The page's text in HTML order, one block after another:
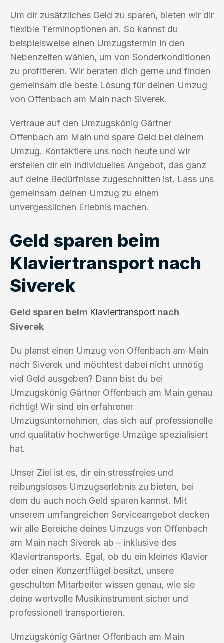
Um dir zusätzliches Geld zu sparen, bieten wir dir
flexible Terminoptionen an. So kannst du
beispielsweise einen Umzugstermin in den
Nebenzeiten wählen, um von Sonderkonditionen
zu profitieren. Wir beraten dich gerne und finden
gemeinsam die beste Lösung für deinen Umzug
von Offenbach am Main nach Siverek.
Vertraue auf den Umzugskönig Gärtner
Offenbach am Main und spare Geld bei deinem
Umzug. Kontaktiere uns noch heute und wir
erstellen dir ein individuelles Angebot, das ganz
auf deine Bedürfnisse zugeschnitten ist. Lass uns
gemeinsam deinen Umzug zu einem
unvergesslichen Erlebnis machen.
Geld sparen beim
Klaviertransport nach
Siverek
Geld sparen beim Klaviertransport nach
Siverek
Du planst einen Umzug von Offenbach am Main
nach Siverek und möchtest dabei nicht unnötig
viel Geld ausgeben? Dann bist du bei
Umzugskönig Gärtner Offenbach am Main genau
richtig! Wir sind ein erfahrener
Umzugsunternehmen, das sich auf professionelle
und qualitativ hochwertige Umzüge spezialisiert
hat.
Unser Ziel ist es, dir ein stressfreies und
reibungsloses Umzugserlebnis zu bieten, bei
dem du auch noch Geld sparen kannst. Mit
unserem umfangreichen Serviceangebot decken
wir alle Bereiche deines Umzugs von Offenbach
am Main nach Siverek ab – inklusive des
Klaviertransports. Egal, ob du ein kleines Klavier
oder einen Konzertflügel besitzt, unsere
geschulten Mitarbeiter wissen genau, wie sie
deine wertvolle Musikinstrument sicher und
professionell transportieren.
Umzugskönig Gärtner Offenbach am Main